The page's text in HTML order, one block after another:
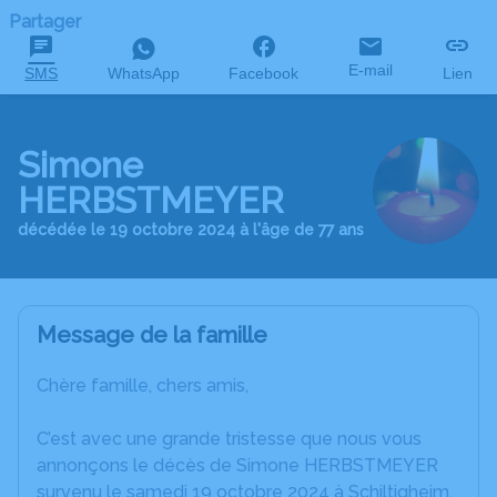
Partager
SMS WhatsApp Facebook E-mail Lien
Simone
HERBSTMEYER
décédée le 19 octobre 2024 à l'âge de 77 ans
Message de la famille
Chère famille, chers amis,
C’est avec une grande tristesse que nous vous
annonçons le décès de Simone HERBSTMEYER
survenu le samedi 19 octobre 2024 à Schiltigheim.